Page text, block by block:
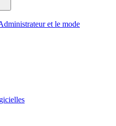
et le mode